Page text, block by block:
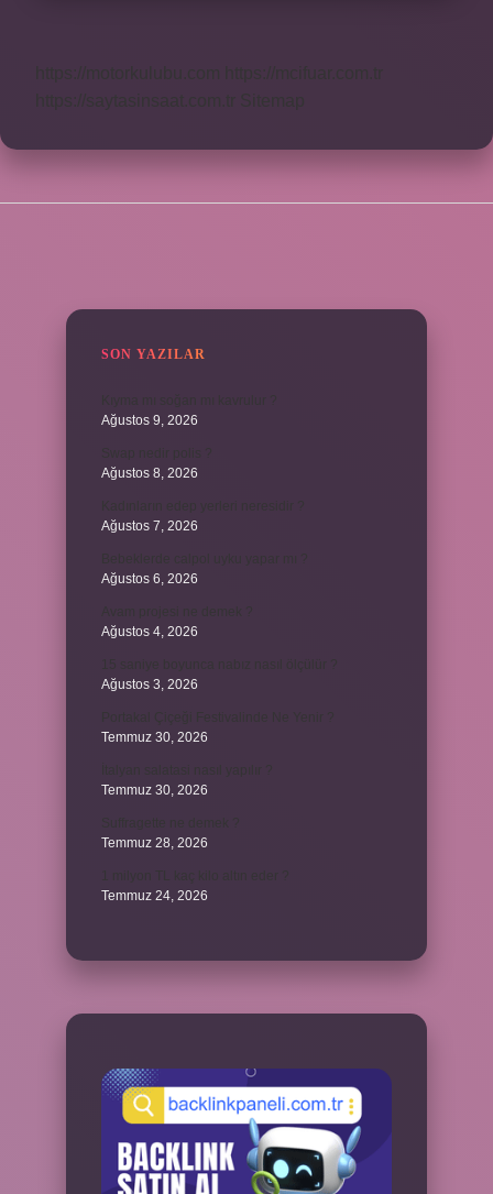
SON YAZILAR
Ağustos 9, 2026
Ağustos 8, 2026
Ağustos 7, 2026
Ağustos 6, 2026
Ağustos 4, 2026
Ağustos 3, 2026
Temmuz 30, 2026
Temmuz 30, 2026
Temmuz 28, 2026
Temmuz 24, 2026